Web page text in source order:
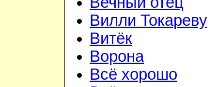
Вилли Токареву
Витёк
Ворона
Всё хорошо